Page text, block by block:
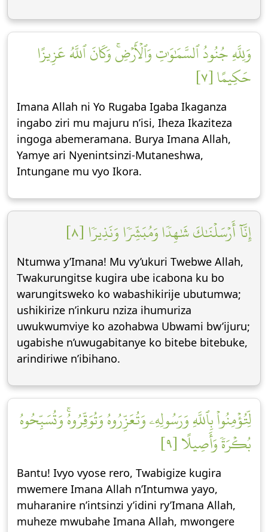
وَلِلَّهِ جُنُودُ ٱلسَّمَٰوَٰتِ وَٱلۡأَرۡضِۚ وَكَانَ ٱللَّهُ عَزِيزًا
حَكِيمًا [٧]
Imana Allah ni Yo Rugaba Igaba Ikaganza
ingabo ziri mu majuru n’isi, Iheza Ikaziteza
ingoga abemeramana. Burya Imana Allah,
Yamye ari Nyenintsinzi-Mutaneshwa,
Intungane mu vyo Ikora.
إِنَّآ أَرۡسَلۡنَٰكَ شَٰهِدٗا وَمُبَشِّرٗا وَنَذِيرٗا [٨]
Ntumwa y’Imana! Mu vy’ukuri Twebwe Allah,
Twakurungitse kugira ube icabona ku bo
warungitsweko ko wabashikirije ubutumwa;
ushikirize n’inkuru nziza ihumuriza
uwukwumviye ko azohabwa Ubwami bw’ijuru;
ugabishe n’uwugabitanye ko bitebe bitebuke,
arindiriwe n’ibihano.
لِّتُؤۡمِنُواْ بِٱللَّهِ وَرَسُولِهِۦ وَتُعَزِّرُوهُ وَتُوَقِّرُوهُۚ وَتُسَبِّحُوهُ
بُكۡرَةٗ وَأَصِيلًا [٩]
Bantu! Ivyo vyose rero, Twabigize kugira
mwemere Imana Allah n’Intumwa yayo,
muharanire n’intsinzi y’idini ry’Imana Allah,
muheze mwubahe Imana Allah, mwongere